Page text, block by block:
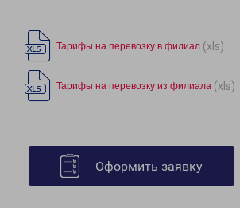
Тарифы на перевозку в филиал (xls)
Тарифы на перевозку из филиала (xls)
Оформить заявку